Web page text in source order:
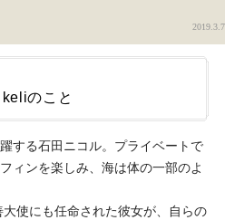
2019.3.7
のこと
する石田ニコル。プライベートで
ィンを楽しみ、海は体の一部のよ
使にも任命された彼女が、自らの